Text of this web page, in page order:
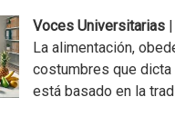
Voces Universitarias |
La alimentación,
costumbres que dicta
está basado en la